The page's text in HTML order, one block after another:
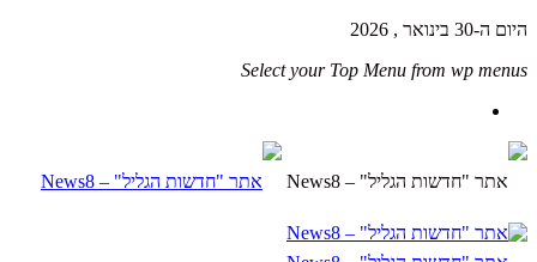
היום ה-30 בינואר , 2026
Select your Top Menu from wp menus